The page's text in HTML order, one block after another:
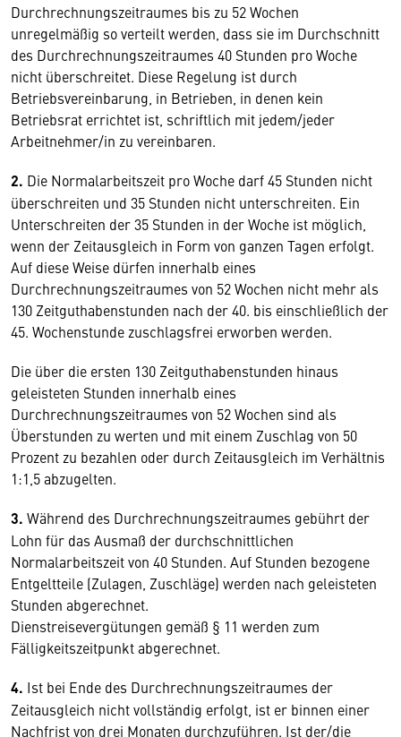
Durchrechnungszeitraumes bis zu 52 Wochen
unregelmäßig so verteilt werden, dass sie im Durchschnitt
des Durchrechnungszeitraumes 40 Stunden pro Woche
nicht überschreitet. Diese Regelung ist durch
Betriebsvereinbarung, in Betrieben, in denen kein
Betriebsrat errichtet ist, schriftlich mit jedem/jeder
Arbeitnehmer/in zu vereinbaren.
2. Die Normalarbeitszeit pro Woche darf 45 Stunden nicht
überschreiten und 35 Stunden nicht unterschreiten. Ein
Unterschreiten der 35 Stunden in der Woche ist möglich,
wenn der Zeitausgleich in Form von ganzen Tagen erfolgt.
Auf diese Weise dürfen innerhalb eines
Durchrechnungszeitraumes von 52 Wochen nicht mehr als
130 Zeitguthabenstunden nach der 40. bis einschließlich der
45. Wochenstunde zuschlagsfrei erworben werden.
Die über die ersten 130 Zeitguthabenstunden hinaus
geleisteten Stunden innerhalb eines
Durchrechnungszeitraumes von 52 Wochen sind als
Überstunden zu werten und mit einem Zuschlag von 50
Prozent zu bezahlen oder durch Zeitausgleich im Verhältnis
1:1,5 abzugelten.
3. Während des Durchrechnungszeitraumes gebührt der
Lohn für das Ausmaß der durchschnittlichen
Normalarbeitszeit von 40 Stunden. Auf Stunden bezogene
Entgeltteile (Zulagen, Zuschläge) werden nach geleisteten
Stunden abgerechnet.
Dienstreisevergütungen gemäß § 11 werden zum
Fälligkeitszeitpunkt abgerechnet.
4. Ist bei Ende des Durchrechnungszeitraumes der
Zeitausgleich nicht vollständig erfolgt, ist er binnen einer
Nachfrist von drei Monaten durchzuführen. Ist der/die